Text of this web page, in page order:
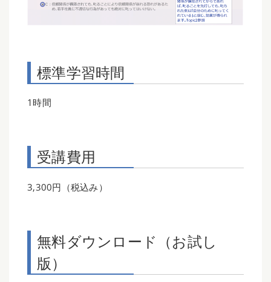
標準学習時間
1時間
受講費用
3,300円（税込み）
無料ダウンロード（お試し
版）